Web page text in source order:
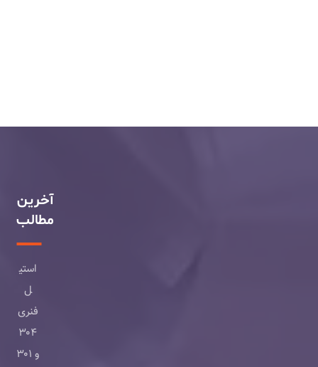
آخرین
مطالب
استی
ل
فنری
۳۰۴
و ۳۰۱